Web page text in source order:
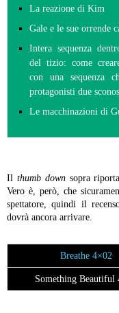
La reazione di Kim
Gale e le sue orrende
Intera sequenza
del tizio: come
con una sequenza
protagonisti due
Le macchinazioni di
Il thumb downsopra
Vero è, però, che
spettatore, quindi il
dovrà ancora arrivare.
Breathe 4×02
Something Beautiful